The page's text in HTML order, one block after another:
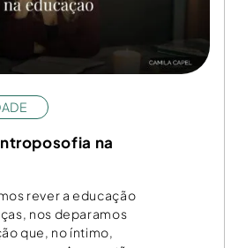
na
rever a educação
nos deparamos
que, no íntimo,